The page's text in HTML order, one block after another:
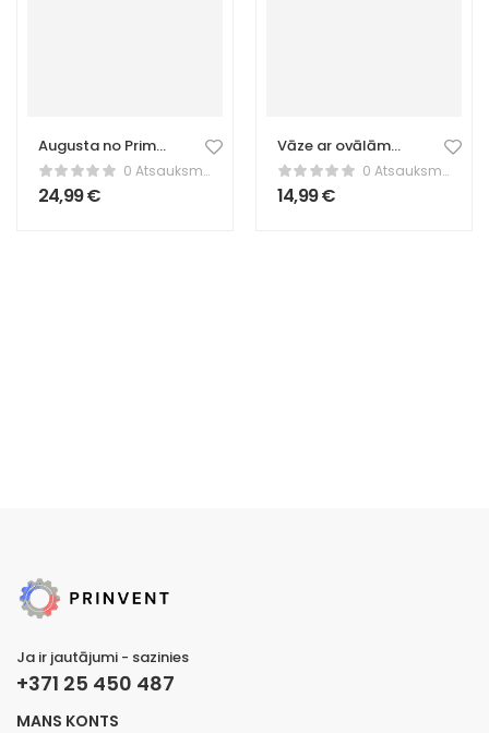
Augusta no Prima
Portas statuja –
klasiskā romiešu
skulptūra
0 Atsauksmes
24,99€
Vāze ar ovālām
atverēm
0 Atsauksmes
14,99€
Ja ir jautājumi - sazinies
+371 25 450 487
MANS KONTS